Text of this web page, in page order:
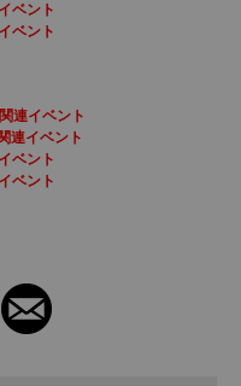
ベント
ベント
連イベント
連イベント
ベント
ベント